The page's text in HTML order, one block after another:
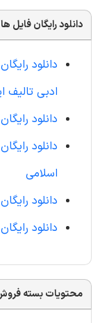
دانلود رایگان فایل ها
دانلود
ادبی تالیف
دانلود
دانلود
اسلامی
دانلود
دانلود
محتویات بسته